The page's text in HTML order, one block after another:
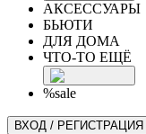
АКСЕССУАРЫ
БЬЮТИ
ДЛЯ ДОМА
ЧТО-ТО ЕЩЁ
%sale
ВХОД / РЕГИСТРАЦИЯ